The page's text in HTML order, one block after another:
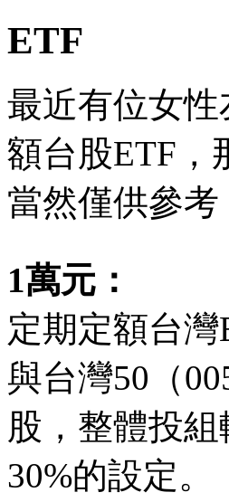
ETF
最近有位女
額台股ETF，
當然僅供參考
1萬元：
定期定額台灣
與台灣50（
股，整體投
30%的設定。